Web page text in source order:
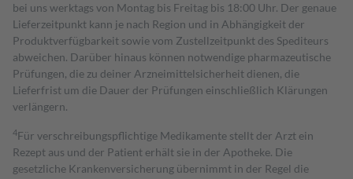
bei uns werktags von Montag bis Freitag bis 18:00 Uhr. Der genaue
Lieferzeitpunkt kann je nach Region und in Abhängigkeit der
Produktverfügbarkeit sowie vom Zustellzeitpunkt des Spediteurs
abweichen. Darüber hinaus können notwendige pharmazeutische
Prüfungen, die zu deiner Arzneimittelsicherheit dienen, die
Lieferfrist um die Dauer der Prüfungen einschließlich Klärungen
verlängern.
4Für verschreibungspflichtige Medikamente stellt der Arzt ein
Rezept aus und der Patient erhält sie in der Apotheke. Die
gesetzliche Krankenversicherung übernimmt in der Regel die